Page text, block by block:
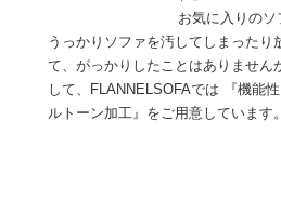
お気に入りのソ
うっかりソファを汚してしまったり
て、がっかりしたことはありません
して、FLANNELSOFAでは 『機能
ルトーン加工』をご用意していま